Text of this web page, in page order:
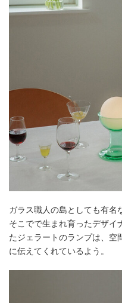
ガラス職人の島としても有名
そこでで生まれ育ったデザイ
たジェラートのランプは、空
に伝えてくれているよう。